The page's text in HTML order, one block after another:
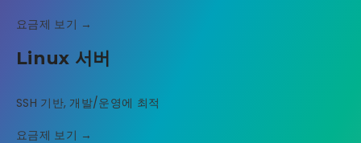
요금제 보기 →
Linux 서버
SSH 기반, 개발/운영에 최적
요금제 보기 →